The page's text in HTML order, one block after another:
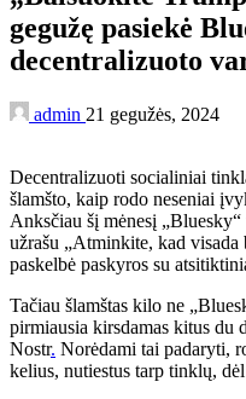
gegužę pasiekė
decentralizuoto
admin 21 gegužės, 2024
Decentralizuoti socialiniai
šlamšto, kaip rodo neseniai
Anksčiau šį mėnesį
užrašu „Atminkite, kad visada
paskelbė paskyros su
Tačiau šlamštas kilo ne
pirmiausia kirsdamas kitus du
Nostr. Norėdami tai padaryti,
kelius, nutiestus tarp tinklų,